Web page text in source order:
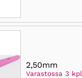
2,50mm
Varastossa 3 kpl